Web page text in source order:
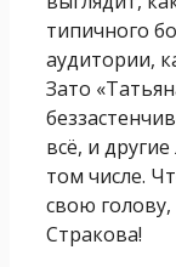
типичного
аудитории,
Зато
всё, и
том числе.
свою голову,
Стракова!